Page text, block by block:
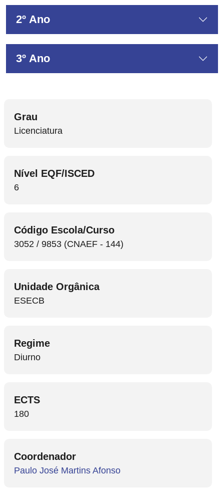
2º Ano
3º Ano
Grau
Licenciatura
Nível EQF/ISCED
6
Código Escola/Curso
3052 / 9853 (CNAEF - 144)
Unidade Orgânica
ESECB
Regime
Diurno
ECTS
180
Coordenador
Paulo José Martins Afonso